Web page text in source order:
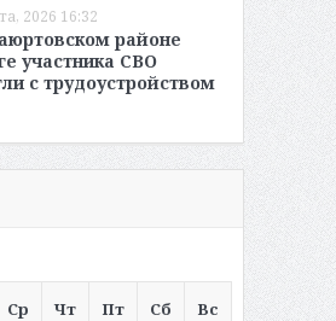
2026 16:32
районе
участника СВО
с трудоустройством
Ср Чт Пт Сб Вс